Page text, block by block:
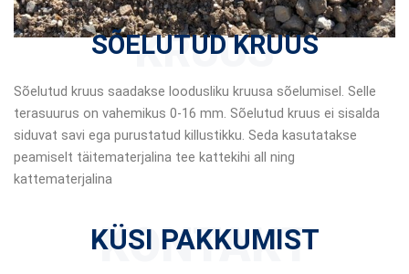
KRUUS
SÕELUTUD KRUUS
Sõelutud kruus saadakse loodusliku kruusa sõelumisel. Selle
terasuurus on vahemikus 0-16 mm. Sõelutud kruus ei sisalda
siduvat savi ega purustatud killustikku. Seda kasutatakse
peamiselt täitematerjalina tee kattekihi all ning
kattematerjalina
KONTAKT
KÜSI PAKKUMIST